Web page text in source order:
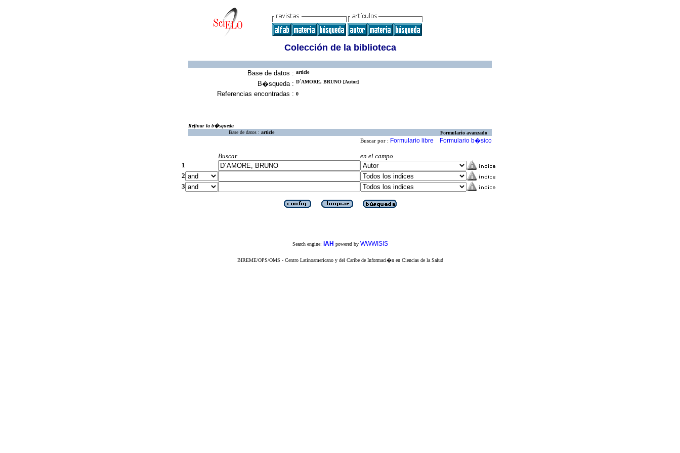
Colección de la biblioteca
Base de datos : article
B�squeda : D´AMORE, BRUNO [Autor]
Referencias encontradas : 0
Refinar la b�squeda
Base de datos : article Formulario avanzado
Buscar por : Formulario libre Formulario b�sico
Buscar
en el campo
1
2
3
Search engine: iAH powered by WWWISIS
BIREME/OPS/OMS - Centro Latinoamericano y del Caribe de Informaci�n en Ciencias de la Salud